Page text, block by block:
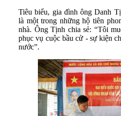
Tiêu biểu, gia đình ông Danh
là một trong những hộ tiên
nhà. Ông Tịnh chia sẻ: “Tôi
phục vụ cuộc bầu cử - sự kiện
nước”.